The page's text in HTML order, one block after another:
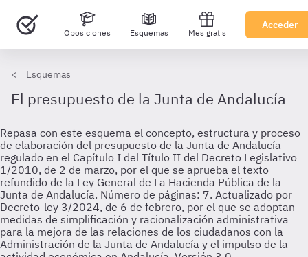
Oposiciones Esquemas Mes gratis
Acceder
Esquemas
El presupuesto de la Junta de Andalucía
Repasa con este esquema el concepto, estructura y proceso
de elaboración del presupuesto de la Junta de Andalucía
regulado en el Capítulo I del Título II del Decreto Legislativo
1/2010, de 2 de marzo, por el que se aprueba el texto
refundido de la Ley General de La Hacienda Pública de la
Junta de Andalucía. Número de páginas: 7. Actualizado por
Decreto-ley 3/2024, de 6 de febrero, por el que se adoptan
medidas de simplificación y racionalización administrativa
para la mejora de las relaciones de los ciudadanos con la
Administración de la Junta de Andalucía y el impulso de la